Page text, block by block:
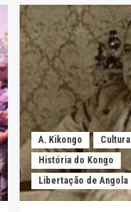
A. Kikongo Cultura
História do Kongo
Libertação de Angola